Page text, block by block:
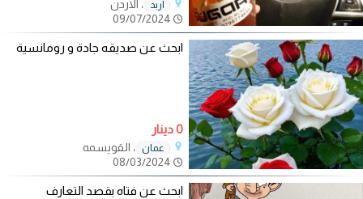
أربد
، الاردن
ابحث عن صديقه جادة و رومانسية
0 دينار
عمان ، القويسمه
ابحث عن فتاه بقصد التعارف